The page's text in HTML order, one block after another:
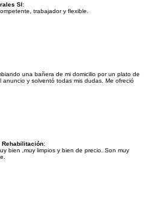
Sl:
trabajador y flexible.
una bañera de mi domicilio por un plato de
y solventó todas mis dudas. Me ofreció
Rehabilitación:
bien ,muy limpios y bien de precio. Son muy